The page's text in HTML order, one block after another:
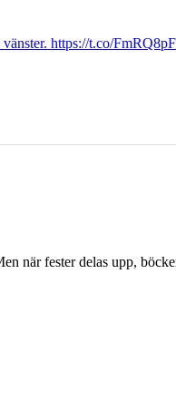
https://t.co/
när fester delas upp,